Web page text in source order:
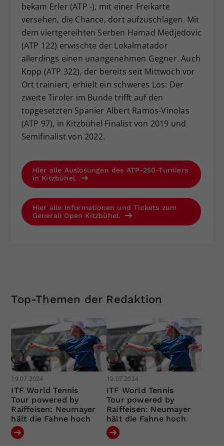
bekam Erler (ATP -), mit einer Freikarte
versehen, die Chance, dort aufzuschlagen. Mit
dem viertgereihten Serben Hamad Medjedovic
(ATP 122) erwischte der Lokalmatador
allerdings einen unangenehmen Gegner. Auch
Kopp (ATP 322), der bereits seit Mittwoch vor
Ort trainiert, erhielt ein schweres Los: Der
zweite Tiroler im Bunde trifft auf den
topgesetzten Spanier Albert Ramos-Vinolas
(ATP 97), in Kitzbühel Finalist von 2019 und
Semifinalist von 2022.
Hier alle Auslosungen des ATP-250-Turniers
in Kitzbühel.
Hier alle Informationen und Tickets zum
Generali Open Kitzbühel.
Top-Themen der Redaktion
19.07.2024
ITF World Tennis
Tour powered by
Raiffeisen: Neumayer
hält die Fahne hoch
19.07.2024
ITF World Tennis
Tour powered by
Raiffeisen: Neumayer
hält die Fahne hoch